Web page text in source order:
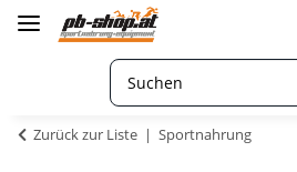
Zurück zur Liste Sportnahrung